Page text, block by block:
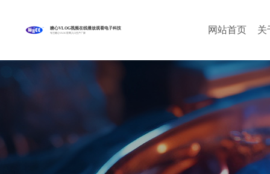
糖心VLOG视频在线播放观看电子科技
专注糖心VLOG官网入口生产厂家 网站首页 关